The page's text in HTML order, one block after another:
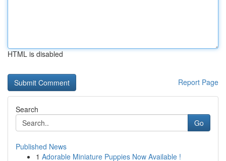
HTML is disabled
Report Page
Search
Go
Published News
1 Adorable Miniature Puppies Now Available !